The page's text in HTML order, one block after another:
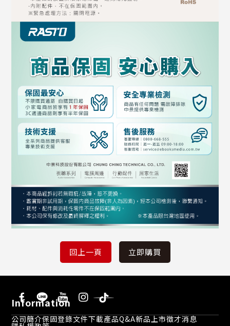
Information
公司簡介保固登錄文件下載產品Q&A新品上市徵才消息